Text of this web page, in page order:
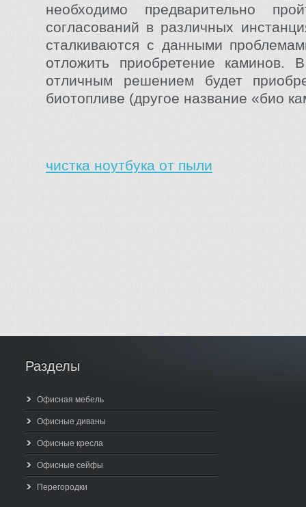
необходимо предварительно
согласований в различных
сталкиваются с данными
отложить приобретение каминов.
отличным решением будет
биотопливе (другое название «био
чистка ноутбука от пыли
Разделы
Офисная мебель
Офисные диваны
Офисные кресла
Офисные сейфы
Перегородки